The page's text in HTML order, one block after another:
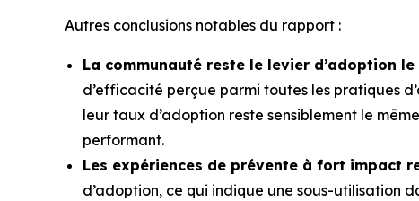
Autres conclusions notables du rapport :
La communauté reste le levier d’adoption
d’efficacité perçue parmi toutes les pratiques
leur taux d’adoption reste sensiblement le
performant.
Les expériences de prévente à fort impact
d’adoption, ce qui indique une sous-utilisation